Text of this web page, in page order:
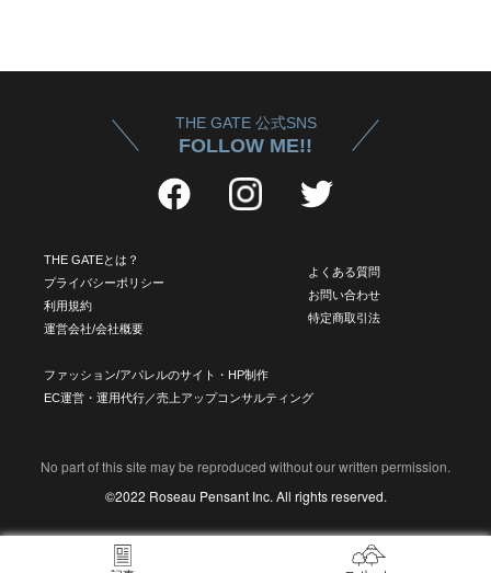
THE GATE 公式SNS
FOLLOW ME!!
THE GATEとは？
プライバシーポリシー
利用規約
運営会社/会社概要
よくある質問
お問い合わせ
特定商取引法
ファッション/アパレルのサイト・HP制作
EC運営・運用代行／売上アップコンサルティング
No part of this site may be reproduced without our written permission.
©2022 Roseau Pensant Inc. All rights reserved.